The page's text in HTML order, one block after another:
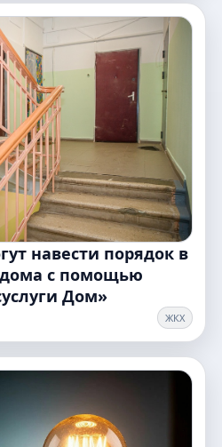
навести порядок в
дома с помощью
Дом»
ЖКХ